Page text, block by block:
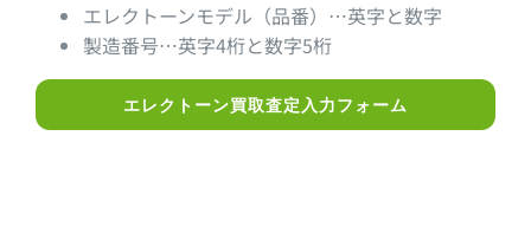
エレクトーンモデル（品番）…英字と数字
製造番号…英字4桁と数字5桁
エレクトーン買取査定入力フォーム